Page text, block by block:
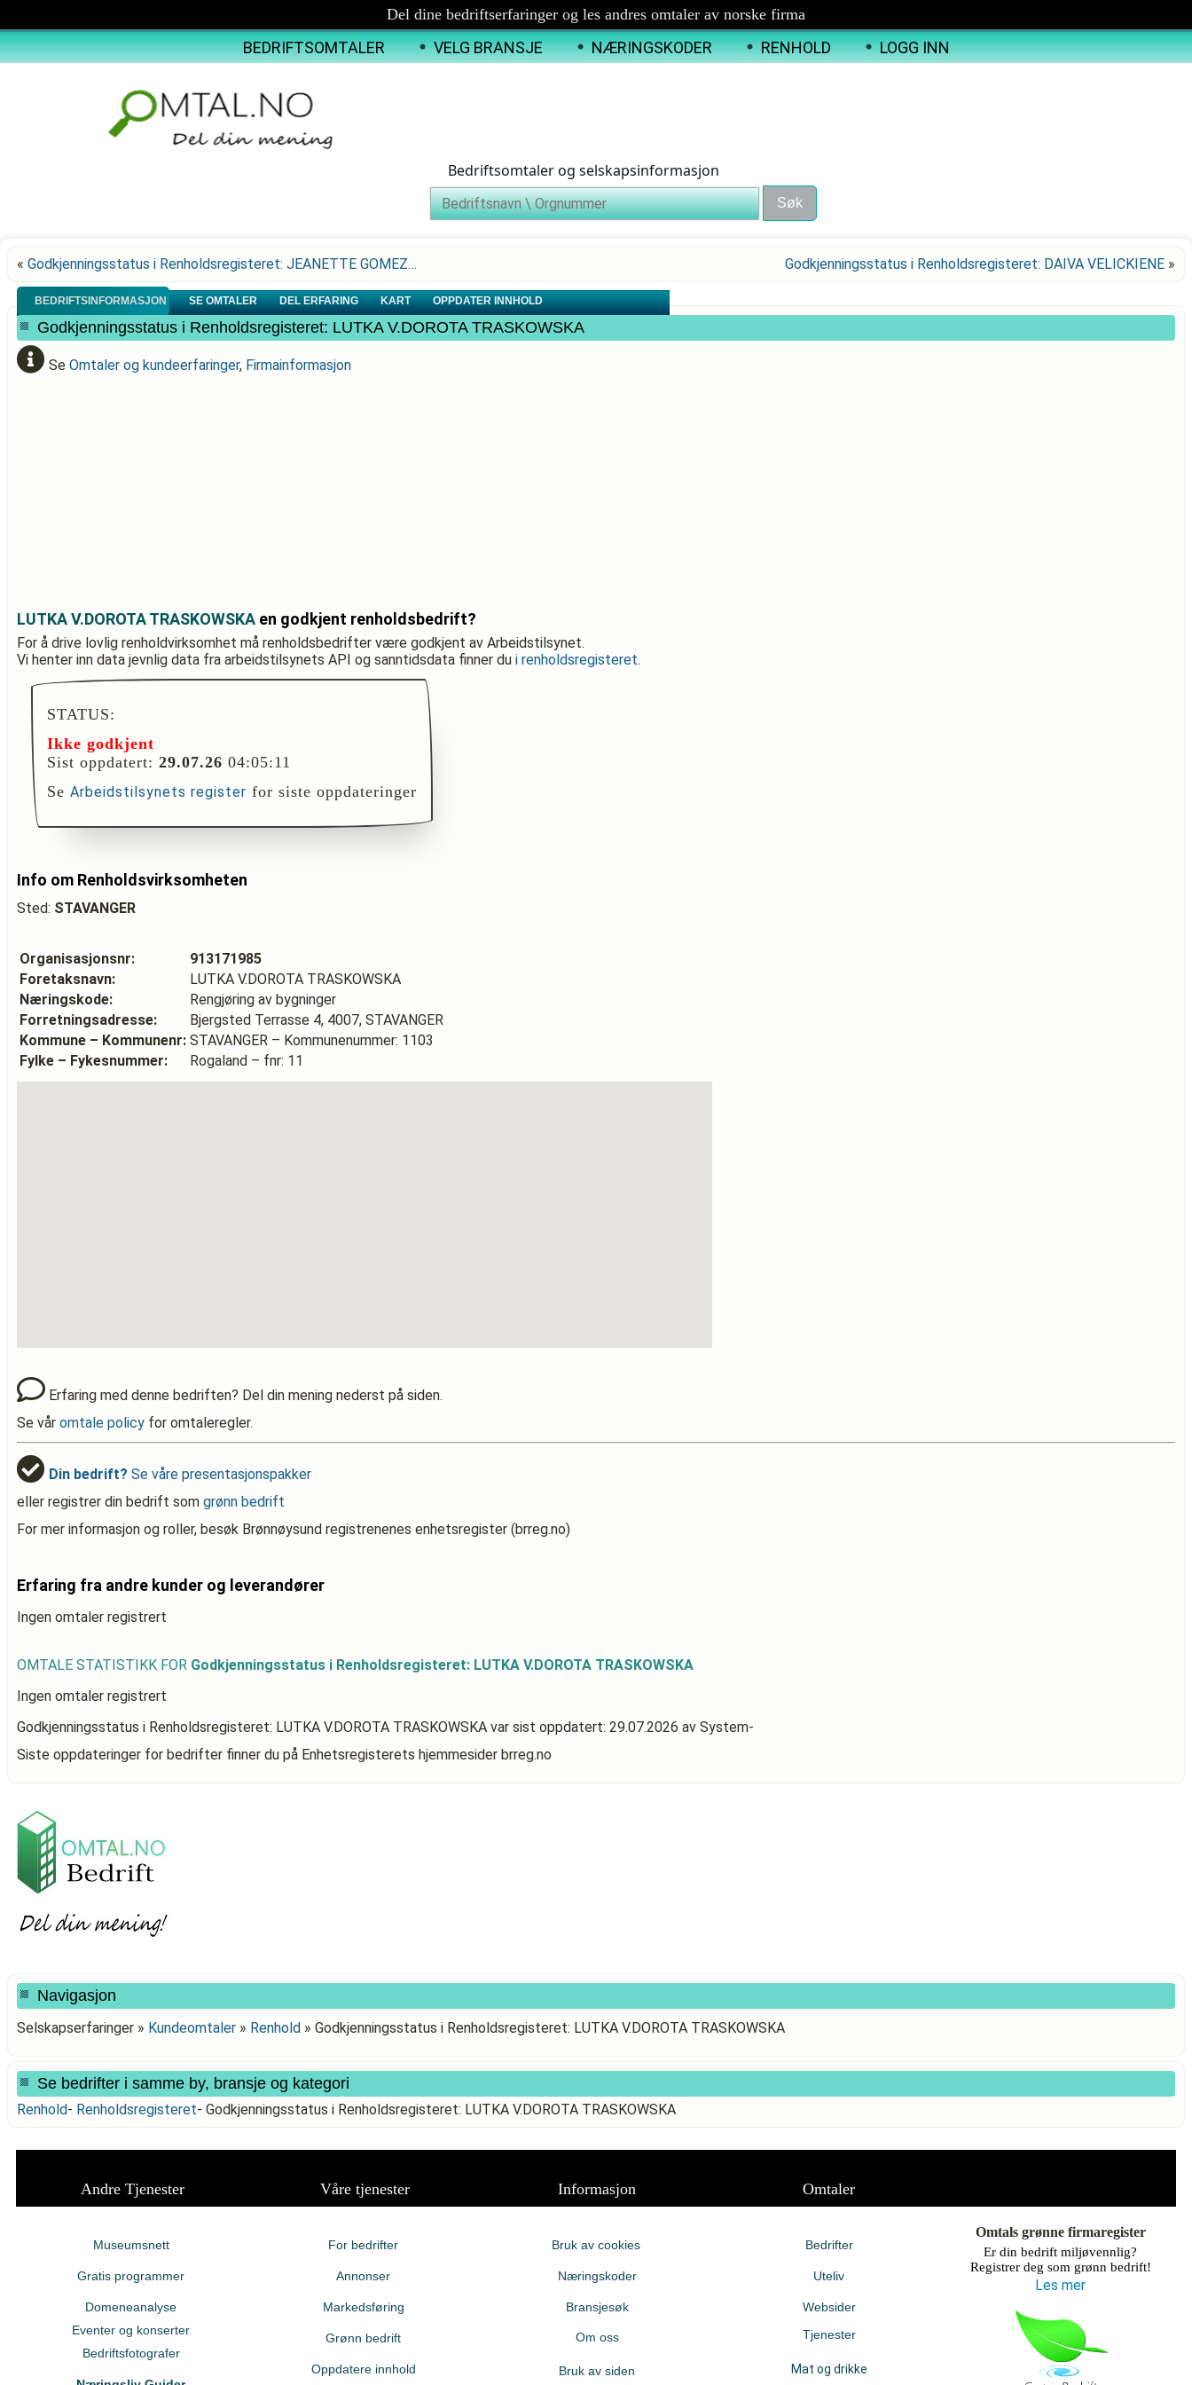
Del dine bedriftserfaringer og les andres omtaler av norske firma
BEDRIFTSOMTALER VELG BRANSJE NÆRINGSKODER RENHOLD LOGG INN
Bedriftsomtaler og selskapsinformasjon
« Godkjenningsstatus i Renholdsregisteret: JEANETTE GOMEZ… Godkjenningsstatus i Renholdsregisteret: DAIVA VELICKIENE »
BEDRIFTSINFORMASJON SE OMTALER DEL ERFARING KART OPPDATER INNHOLD
Godkjenningsstatus i Renholdsregisteret: LUTKA V.DOROTA TRASKOWSKA
Se Omtaler og kundeerfaringer, Firmainformasjon
LUTKA V.DOROTA TRASKOWSKA en godkjent renholdsbedrift?
For å drive lovlig renholdvirksomhet må renholdsbedrifter være godkjent av Arbeidstilsynet.
Vi henter inn data jevnlig data fra arbeidstilsynets API og sanntidsdata finner du i renholdsregisteret.
STATUS:
Ikke godkjent
Sist oppdatert: 29.07.26 04:05:11
Se Arbeidstilsynets register for siste oppdateringer
Info om Renholdsvirksomheten
Sted: STAVANGER
Organisasjonsnr:
913171985
Foretaksnavn:
LUTKA V.DOROTA TRASKOWSKA
Næringskode:
Rengjøring av bygninger
Forretningsadresse:
Bjergsted Terrasse 4, 4007, STAVANGER
Kommune – Kommunenr: STAVANGER – Kommunenummer: 1103
Fylke – Fykesnummer:
Rogaland – fnr: 11
Erfaring med denne bedriften? Del din mening nederst på siden.
Se vår omtale policy for omtaleregler.
Din bedrift? Se våre presentasjonspakker
eller registrer din bedrift som grønn bedrift
For mer informasjon og roller, besøk Brønnøysund registrenenes enhetsregister (brreg.no)
Erfaring fra andre kunder og leverandører
Ingen omtaler registrert
OMTALE STATISTIKK FOR Godkjenningsstatus i Renholdsregisteret: LUTKA V.DOROTA TRASKOWSKA
Ingen omtaler registrert
Godkjenningsstatus i Renholdsregisteret: LUTKA V.DOROTA TRASKOWSKA var sist oppdatert: 29.07.2026 av System-
Siste oppdateringer for bedrifter finner du på Enhetsregisterets hjemmesider brreg.no
Navigasjon
Selskapserfaringer » Kundeomtaler » Renhold » Godkjenningsstatus i Renholdsregisteret: LUTKA V.DOROTA TRASKOWSKA
Se bedrifter i samme by, bransje og kategori
Renhold- Renholdsregisteret- Godkjenningsstatus i Renholdsregisteret: LUTKA V.DOROTA TRASKOWSKA
Andre Tjenester Våre tjenester Informasjon Omtaler
Museumsnett
Gratis programmer
Domeneanalyse
Eventer og konserter
Bedriftsfotografer
For bedrifter
Annonser
Markedsføring
Grønn bedrift
Oppdatere innhold
Bruk av cookies
Næringskoder
Bransjesøk
Om oss
Bruk av siden
Bedrifter
Uteliv
Websider
Tjenester
Mat og drikke
Omtals grønne firmaregister
Er din bedrift miljøvennlig?
Registrer deg som grønn bedrift!
Les mer